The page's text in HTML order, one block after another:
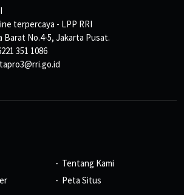
terpercaya - LPP RRI
Barat No.4-5, Jakarta Pusat.
351 1086
Tentang Kami
Peta Situs